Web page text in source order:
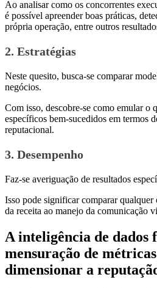
Ao analisar como os concorrentes
é possível apreender boas práticas,
própria operação, entre outros
2. Estratégias
Neste quesito, busca-se comparar
negócios.
Com isso, descobre-se como emular o
específicos bem-sucedidos em termos
reputacional.
3. Desempenho
Faz-se averiguação de resultados
Isso pode significar comparar qualquer
da receita ao manejo da comunicação
A inteligência de dados
mensuração de
dimensionar a